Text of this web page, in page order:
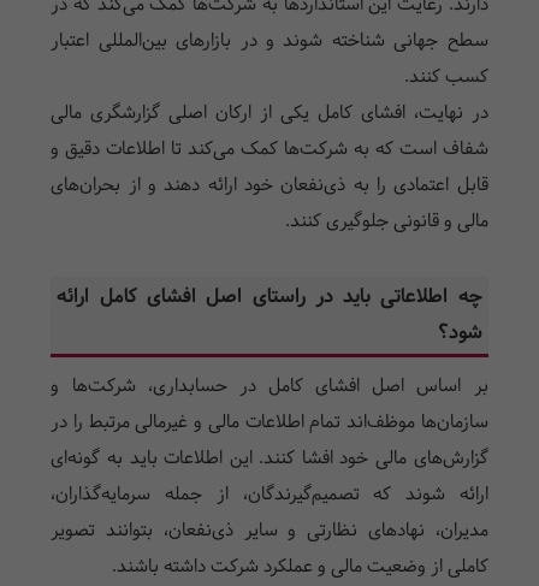
سطح جهانی شناخته شوند و در بازارهای بین‌المللی اعتبار
کسب کنند.
در نهایت، افشای کامل یکی از ارکان اصلی گزارشگری مالی
شفاف است که به شرکت‌ها کمک می‌کند تا اطلاعات دقیق و
قابل اعتمادی را به ذی‌نفعان خود ارائه دهند و از بحران‌های
مالی و قانونی جلوگیری کنند.
چه اطلاعاتی باید در راستای اصل افشای کامل ارائه
شود؟
بر اساس اصل افشای کامل در حسابداری، شرکت‌ها و
سازمان‌ها موظف‌اند تمام اطلاعات مالی و غیرمالی مرتبط را در
گزارش‌های مالی خود افشا کنند. این اطلاعات باید به گونه‌ای
ارائه شوند که تصمیم‌گیرندگان، از جمله سرمایه‌گذاران،
مدیران، نهادهای نظارتی و سایر ذی‌نفعان، بتوانند تصویر
کاملی از وضعیت مالی و عملکرد شرکت داشته باشند.